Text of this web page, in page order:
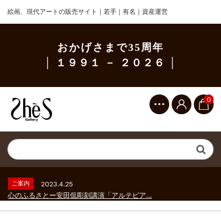
絵画、現代アートの販売サイト｜若手｜有名｜資産運営
おかげさまで35周年
│ １９９１ － ２０２６ │
0
ギャラリーシーズ「秋の美術散歩 京都・大...
ご案内
2026.2.17
ご案内
2023.4.25
心のふるさとー安田侃彫刻講演「アルテピア...